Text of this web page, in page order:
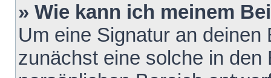
» Wie kann ich meinem
Um eine Signatur an
zunächst eine solche in den